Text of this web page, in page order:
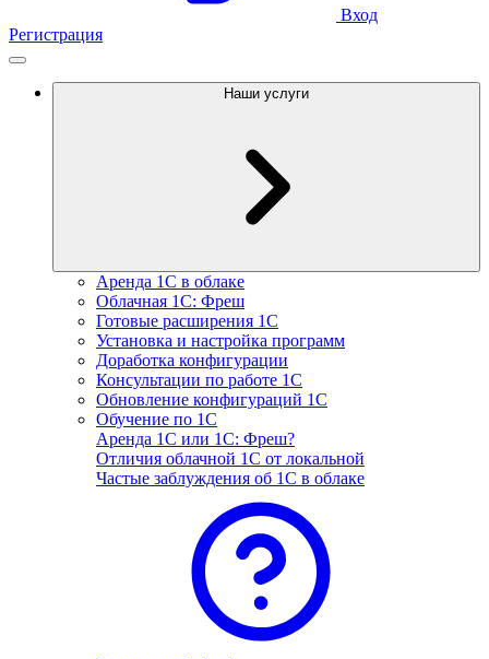
Вход
Регистрация
Наши услуги
Аренда 1С в облаке
Облачная 1С: Фреш
Готовые расширения 1С
Установка и настройка программ
Доработка конфигурации
Консультации по работе 1С
Обновление конфигураций 1С
Обучение по 1С
Аренда 1С или 1С: Фреш?
Отличия облачной 1С от локальной
Частые заблуждения об 1С в облаке